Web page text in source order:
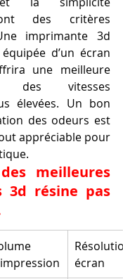
des critères
imprimante 3d
d’un écran
une meilleure
des vitesses
élevées. Un bon
des odeurs est
appréciable pour
meilleures
3d résine pas
Résolution
écran